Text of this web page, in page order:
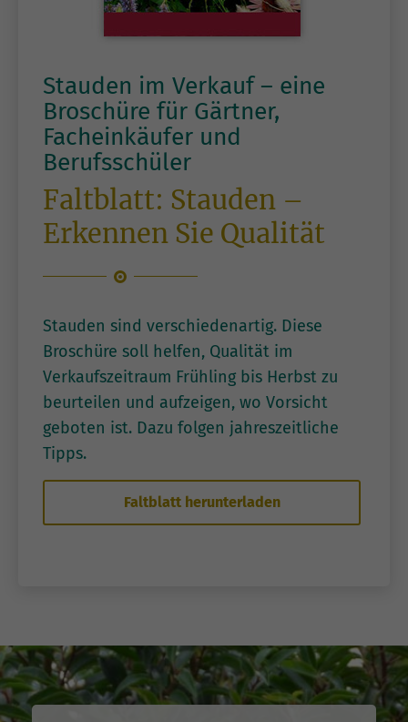
Stauden im Verkauf – eine
Broschüre für Gärtner,
Facheinkäufer und
Berufsschüler
Faltblatt: Stauden –
Erkennen Sie Qualität
Stauden sind verschiedenartig. Diese
Broschüre soll helfen, Qualität im
Verkaufszeitraum Frühling bis Herbst zu
beurteilen und aufzeigen, wo Vorsicht
geboten ist. Dazu folgen jahreszeitliche
Tipps.
Faltblatt herunterladen